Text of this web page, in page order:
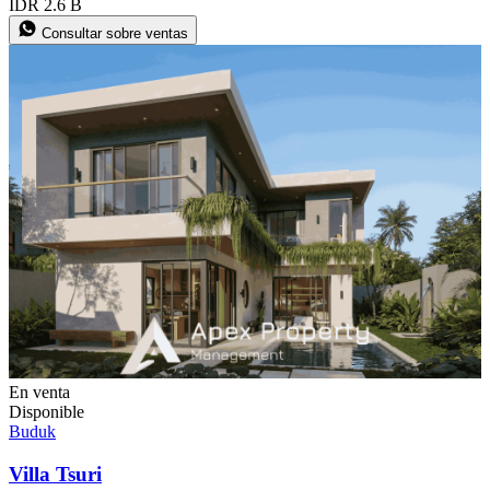
IDR 2.6 B
Consultar sobre ventas
En venta
Disponible
Buduk
Villa Tsuri